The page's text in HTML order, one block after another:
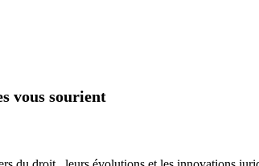
vous sourient